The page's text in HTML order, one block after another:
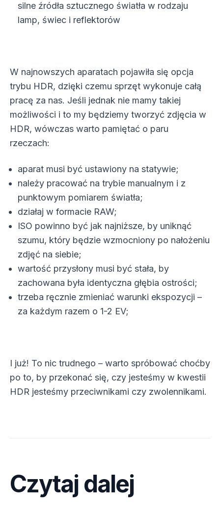
silne źródła sztucznego światła w rodzaju
lamp, świec i reflektorów
W najnowszych aparatach pojawiła się opcja
trybu HDR, dzięki czemu sprzęt wykonuje całą
pracę za nas. Jeśli jednak nie mamy takiej
możliwości i to my będziemy tworzyć zdjęcia w
HDR, wówczas warto pamiętać o paru
rzeczach:
aparat musi być ustawiony na statywie;
należy pracować na trybie manualnym i z
punktowym pomiarem światła;
działaj w formacie RAW;
ISO powinno być jak najniższe, by uniknąć
szumu, który będzie wzmocniony po nałożeniu
zdjęć na siebie;
wartość przysłony musi być stała, by
zachowana była identyczna głębia ostrości;
trzeba ręcznie zmieniać warunki ekspozycji –
za każdym razem o 1-2 EV;
I już! To nic trudnego – warto spróbować choćby
po to, by przekonać się, czy jesteśmy w kwestii
HDR jesteśmy przeciwnikami czy zwolennikami.
Czytaj dalej